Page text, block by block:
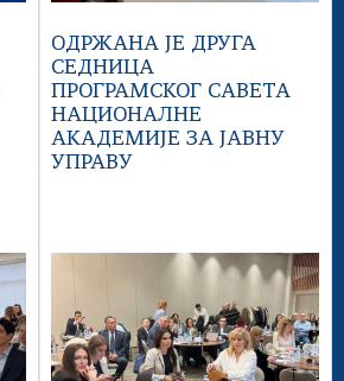
ОДРЖАНА ЈЕ ДРУГА
СЕДНИЦА
ПРОГРАМСКОГ САВЕТА
НАЦИОНАЛНЕ
АКАДЕМИЈЕ ЗА ЈАВНУ
УПРАВУ